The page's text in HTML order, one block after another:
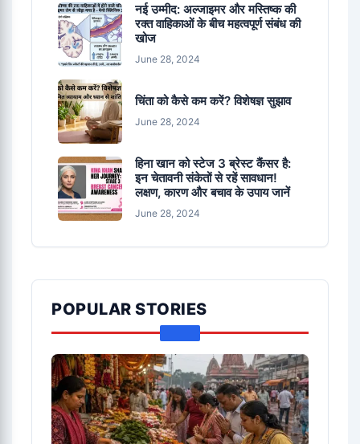
नई उम्मीद: अल्जाइमर और मस्तिष्क की
रक्त वाहिकाओं के बीच महत्वपूर्ण संबंध की
खोज
June 28, 2024
चिंता को कैसे कम करें? विशेषज्ञ सुझाव
June 28, 2024
हिना खान को स्टेज 3 ब्रेस्ट कैंसर है:
इन चेतावनी संकेतों से रहें सावधान!
लक्षण, कारण और बचाव के उपाय जानें
June 28, 2024
POPULAR STORIES